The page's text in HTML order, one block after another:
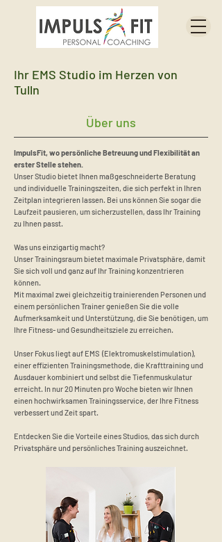
Ihr EMS Studio im Herzen von
Tulln
Über uns
ImpulsFit, wo persönliche Betreuung und Flexibilität an
erster Stelle stehen.
Unser Studio bietet Ihnen maßgeschneiderte Beratung
und individuelle Trainingszeiten, die sich perfekt in Ihren
Zeitplan integrieren lassen. Bei uns können Sie sogar die
Laufzeit pausieren, um sicherzustellen, dass Ihr Training
zu Ihnen passt.
Was uns einzigartig macht?
Unser Trainingsraum bietet maximale Privatsphäre, damit
Sie sich voll und ganz auf Ihr Training konzentrieren
können.
Mit maximal zwei gleichzeitig trainierenden Personen und
einem persönlichen Trainer genießen Sie die volle
Aufmerksamkeit und Unterstützung, die Sie benötigen, um
Ihre Fitness- und Gesundheitsziele zu erreichen.
Unser Fokus liegt auf EMS (Elektromuskelstimulation),
einer effizienten Trainingsmethode, die Krafttraining und
Ausdauer kombiniert und selbst die Tiefenmuskulatur
erreicht. In nur 20 Minuten pro Woche bieten wir Ihnen
einen hochwirksamen Trainingsservice, der Ihre Fitness
verbessert und Zeit spart.
Entdecken Sie die Vorteile eines Studios, das sich durch
Privatsphäre und persönliches Training auszeichnet.